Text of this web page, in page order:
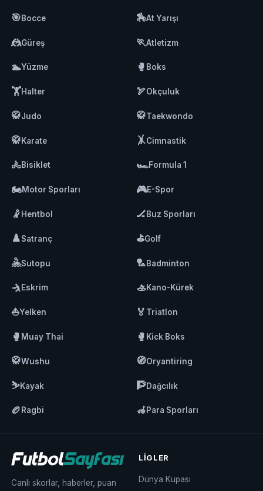
🎯Bocce 🏇At Yarışı
🤼Güreş 🏃Atletizm
🏊Yüzme 🥊 Boks
🏋️Halter 🏹Okçuluk
🥋Judo 🥋Taekwondo
🥋Karate 🤸Cimnastik
🚴Bisiklet 🏎️Formula 1
🏍️Motor Sporları 🎮E-Spor
🤾 Hentbol 🏒Buz Sporları
♟️Satranç ⛳Golf
🤽Sutopu 🏸Badminton
🤺Eskrim 🚣Kano-Kürek
⛵Yelken 🏅 Triatlon
🥊 Muay Thai 🥊 Kick Boks
🥋Wushu 🧭Oryantiring
⛷️Kayak 🧗Dağcılık
🏉 Ragbi 🦽Para Sporları
Canlı skorlar, haberler, puan
LIGLER
Dünya Kupası